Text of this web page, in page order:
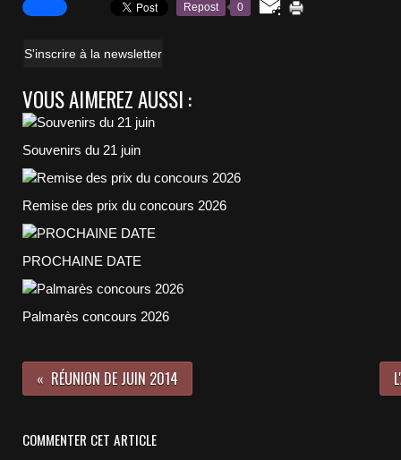
Repost 0
S'inscrire à la newsletter
VOUS AIMEREZ AUSSI :
Souvenirs du 21 juin
Remise des prix du concours 2026
PROCHAINE DATE
Palmarès concours 2026
RÉUNION DE JUIN 2014
COMMENTER CET ARTICLE